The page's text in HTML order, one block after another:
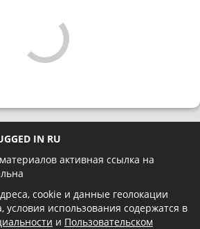
IN RU
активная ссылка на
cookie и данные геолокации
условия использования содержатся в
и Пользовательском